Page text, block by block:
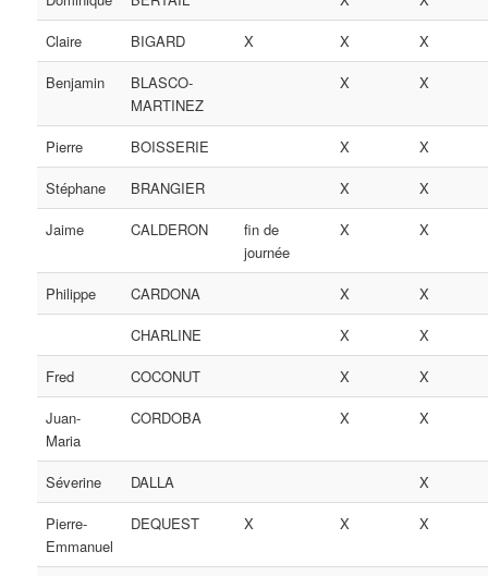
Claire
BIGARD X X
X
Benjamin
BLASCO-
MARTINEZ
X X
Pierre BOISSERIE X
X
Stéphane
BRANGIER X
X
Jaime
CALDERON
fin de
journée
X X
Philippe CARDONA X
X
CHARLINE
X
X
Fred
COCONUT X
X
Juan-
Maria
CORDOBA X X
Séverine DALLA
X
Pierre-
Emmanuel
DEQUEST X X X